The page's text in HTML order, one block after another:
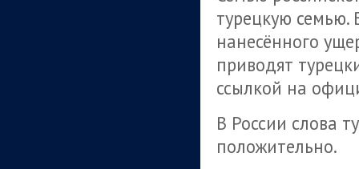
турецкую семью.
нанесённого
приводят
ссылкой на
В России слова
положительно.